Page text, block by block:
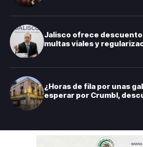
Jalisco ofrece
multas viales y
¿Horas de fila por unas
esperar por Crumbl,